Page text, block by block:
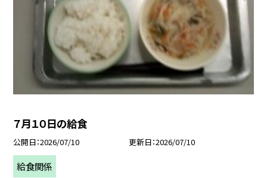
７月１０日の給食
公開日 2026/07/10 更新日 2026/07/10
給食関係